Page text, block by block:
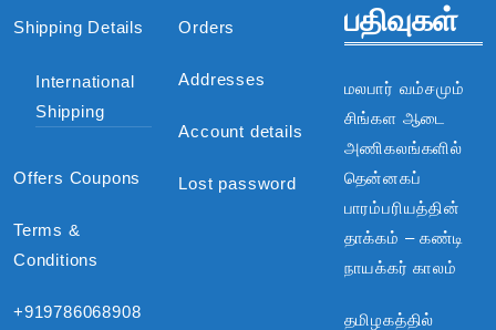
Shipping Details
International
Shipping
Offers Coupons
Terms &
Conditions
+919786068908
Orders
Addresses
Account details
Lost password
பதிவுகள்
மலபார் வம்சமும்
சிங்கள ஆடை
அணிகலங்களில்
தென்னகப்
பாரம்பரியத்தின்
தாக்கம் – கண்டி
நாயக்கர் காலம்
தமிழகத்தில்